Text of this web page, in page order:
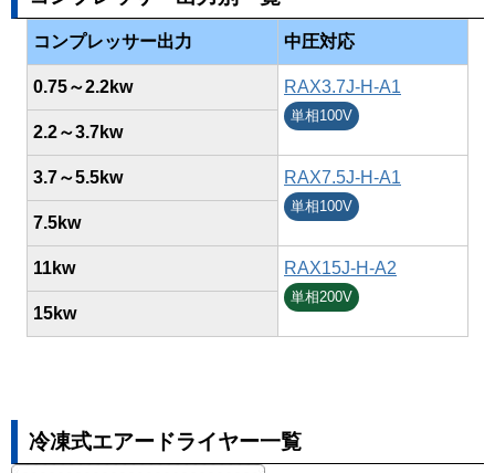
コンプレッサー出力 中圧対応
0.75～2.2kw RAX3.7J-H-A1
単相100V
2.2～3.7kw
3.7～5.5kw RAX7.5J-H-A1
単相100V
7.5kw
11kw RAX15J-H-A2
単相200V
15kw
冷凍式エアードライヤー一覧